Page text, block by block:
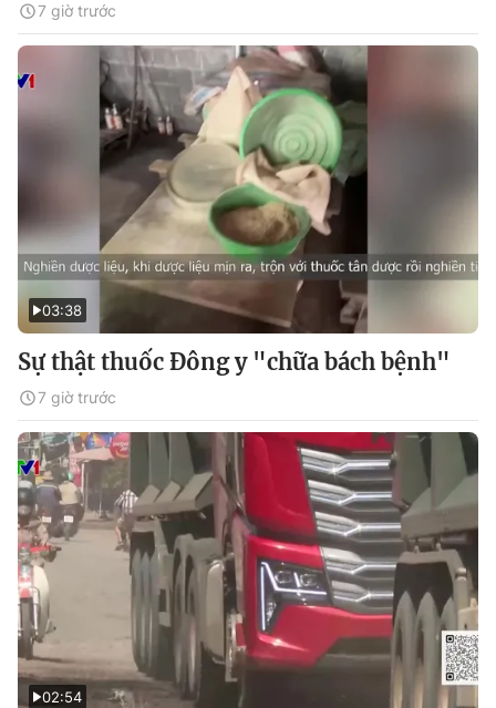
7 giờ trước
03:38
Sự thật thuốc Đông y "chữa bách bệnh"
7 giờ trước
02:54